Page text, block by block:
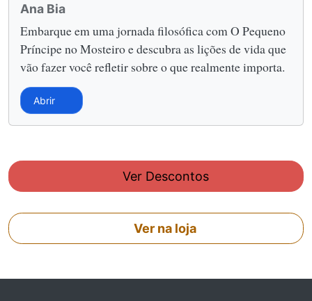
Ana Bia
Embarque em uma jornada filosófica com O Pequeno
Príncipe no Mosteiro e descubra as lições de vida que
vão fazer você refletir sobre o que realmente importa.
Abrir
Ver Descontos
Ver na loja